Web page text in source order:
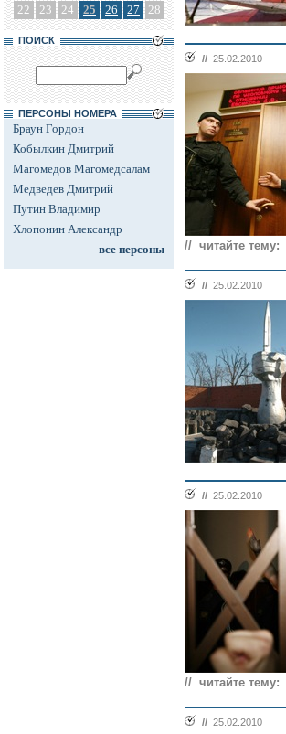
22
23 24 25 26 27 28
ПОИСК
ПЕРСОНЫ НОМЕРА
Браун Гордон
Кобылкин Дмитрий
Магомедов Магомедсалам
Медведев Дмитрий
Путин Владимир
Хлопонин Александр
все персоны
// 25.02.2010
// читайте тему:
// 25.02.2010
// 25.02.2010
// читайте тему:
// 25.02.2010